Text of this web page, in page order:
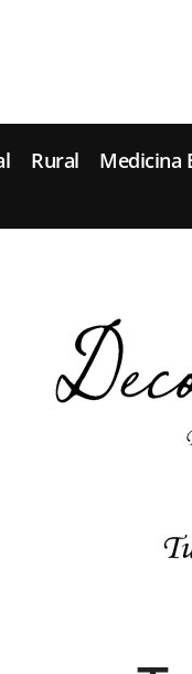
Rural Medicina